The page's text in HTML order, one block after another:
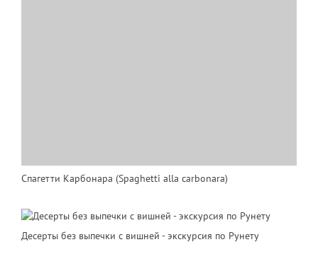
Спагетти Карбонара (Spaghetti alla carbonara)
Десерты без выпечки с вишней - экскурсия по Рунету